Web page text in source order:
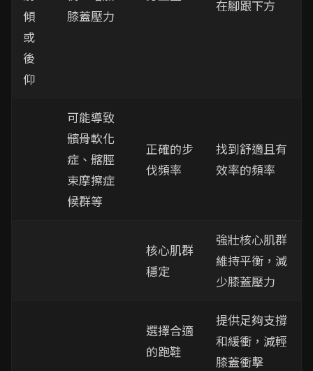
傾
或
後
仰
膝蓋壓力
在腳跟下方
可能導致
髕骨軟化
症、髂脛
束摩擦症
候群等
正確的步
伐頻率
找到舒適且有
效率的頻率
核心肌群
穩定
強壯核心肌群
維持平衡，減
少膝蓋壓力
選擇合適
的跑鞋
提供足夠支撐
和緩衝，減輕
膝蓋衝擊